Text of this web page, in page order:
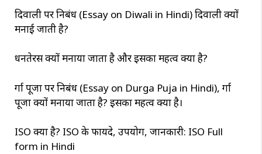
दिवाली पर निबंध (Essay on Diwali in Hindi) दिवाली क्यों
मनाई जाती है?
धनतेरस क्यों मनाया जाता है और इसका महत्व क्या है?
दुर्गा पूजा पर निबंध (Essay on Durga Puja in Hindi), दुर्गा
पूजा क्यों मनाया जाता है? इसका महत्व क्या है।
ISO क्या है? ISO के फायदे, उपयोग, जानकारी: ISO Full
form in Hindi